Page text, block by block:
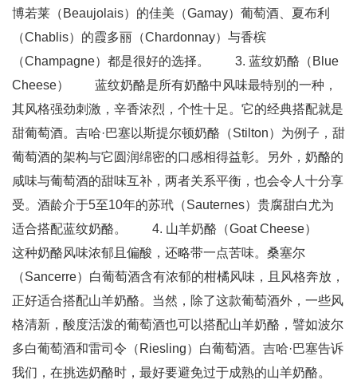
博若莱（Beaujolais）的佳美（Gamay）葡萄酒、夏布利
（Chablis）的霞多丽（Chardonnay）与香槟
（Champagne）都是很好的选择。 3. 蓝纹奶酪（Blue
Cheese） 蓝纹奶酪是所有奶酪中风味最特别的一种，
其风格强劲刺激，辛香浓烈，个性十足。它的经典搭配就是
甜葡萄酒。吉哈·巴塞以斯提尔顿奶酪（Stilton）为例子，甜
葡萄酒的架构与它圆润绵密的口感相得益彰。另外，奶酪的
咸味与葡萄酒的甜味互补，两者关系平衡，也会令人十分享
受。酒龄介于5至10年的苏玳（Sauternes）贵腐甜白尤为
适合搭配蓝纹奶酪。 4. 山羊奶酪（Goat Cheese）
这种奶酪风味浓郁且偏酸，还略带一点苦味。桑塞尔
（Sancerre）白葡萄酒含有浓郁的柑橘风味，且风格奔放，
正好适合搭配山羊奶酪。当然，除了这款葡萄酒外，一些风
格清新，酸度活泼的葡萄酒也可以搭配山羊奶酪，譬如波尔
多白葡萄酒和雷司令（Riesling）白葡萄酒。吉哈·巴塞告诉
我们，在挑选奶酪时，最好要避免过于成熟的山羊奶酪。